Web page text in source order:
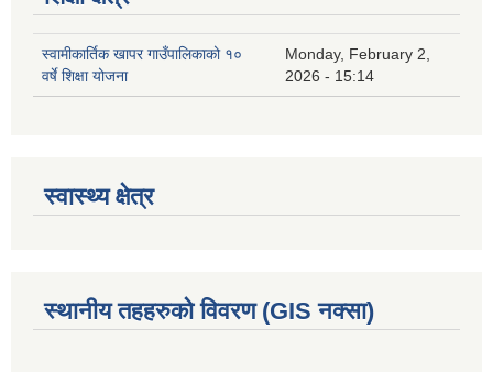
स्वामीकार्तिक खापर गाउँपालिकाको १०
वर्षे शिक्षा योजना
Monday, February 2,
2026 - 15:14
स्वास्थ्य क्षेत्र
स्थानीय तहहरुको विवरण (GIS नक्सा)